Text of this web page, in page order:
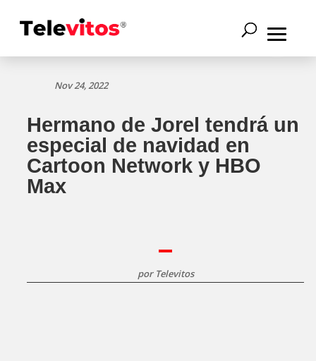
Nov 24, 2022
Hermano de Jorel tendrá un
especial de navidad en
Cartoon Network y HBO
Max
por Televitos